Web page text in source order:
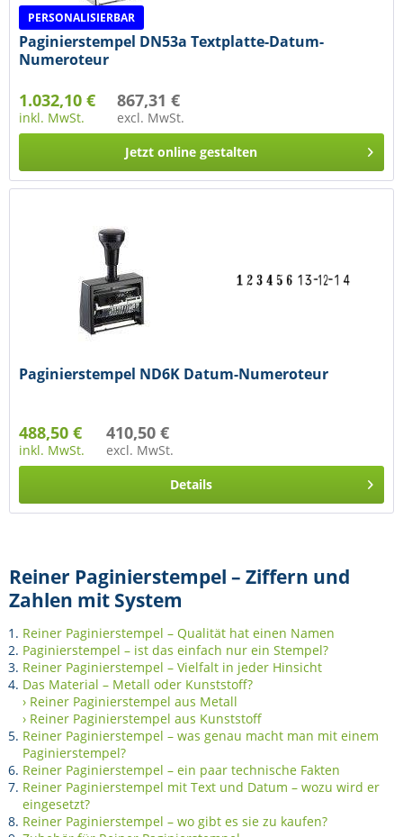
PERSONALISIERBAR
Paginierstempel DN53a Textplatte-Datum-
Numeroteur
1.032,10 €
inkl. MwSt.
867,31 €
excl. MwSt.
Jetzt online gestalten
Paginierstempel ND6K Datum-Numeroteur
488,50 €
inkl. MwSt.
410,50 €
excl. MwSt.
Details
Reiner Paginierstempel – Ziffern und
Zahlen mit System
Reiner Paginierstempel – Qualität hat einen Namen
Paginierstempel – ist das einfach nur ein Stempel?
Reiner Paginierstempel – Vielfalt in jeder Hinsicht
Das Material – Metall oder Kunststoff?
› Reiner Paginierstempel aus Metall
› Reiner Paginierstempel aus Kunststoff
Reiner Paginierstempel – was genau macht man mit einem
Paginierstempel?
Reiner Paginierstempel – ein paar technische Fakten
Reiner Paginierstempel mit Text und Datum – wozu wird er
eingesetzt?
Reiner Paginierstempel – wo gibt es sie zu kaufen?